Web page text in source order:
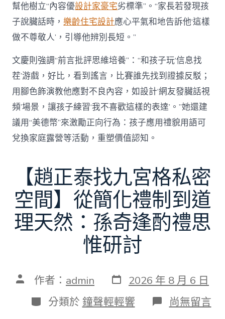
幫他樹立“內容優設計家豪宅劣標準”。“家長若發現孩
子說臟話時，樂齡住宅設計應心平氣和地告訴他‘這樣
做不尊敬人’，引導他辨別長短。”
文慶則強調“前言批評思維培養”：“和孩子玩‘信息找
茬’游戲，好比，看到謠言，比賽誰先找到證據反駁；
用腳色飾演教他應對不良內容，如設計‘網友發臟話視
頻’場景，讓孩子練習‘我不喜歡這樣的表達’。”她還建
議用“美德幣”來激勵正向行為：孩子應用禮貌用語可
兌換家庭露營等活動，重塑價值認知。
【趙正泰找九宮格私密
空間】從簡化禮制到道
理天然：孫奇逢酌禮思
惟研討
文 作者： admin 發
表
日
期
2026 年 8 月 6 日
分
類
分類於 鐘聲輕輕響 在
〈【趙
尚無留言